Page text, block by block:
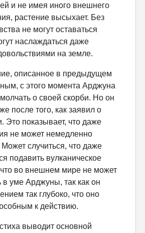
и не имея иного внешнего
растение высыхает. Без
не могут оставаться
на­слаждаться даже
на земле.
описанное в предыдущем
с этого момента Арджуна
о своей скорби. Но он
после того, как заявил о
Это пока­зывает, что даже
не может немедленно
случиться, что даже
подавить вулканическое
во внешнем мире не может
в уме Арджуны, так как он
так глубоко, что оно
к действию.
выводит основной